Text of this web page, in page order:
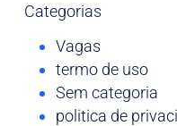
Categorias
Vagas
termo de uso
Sem categoria
politica de